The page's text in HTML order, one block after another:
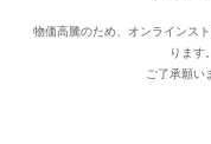
物価高騰のため、オンラインス
ります。
ご了承願い